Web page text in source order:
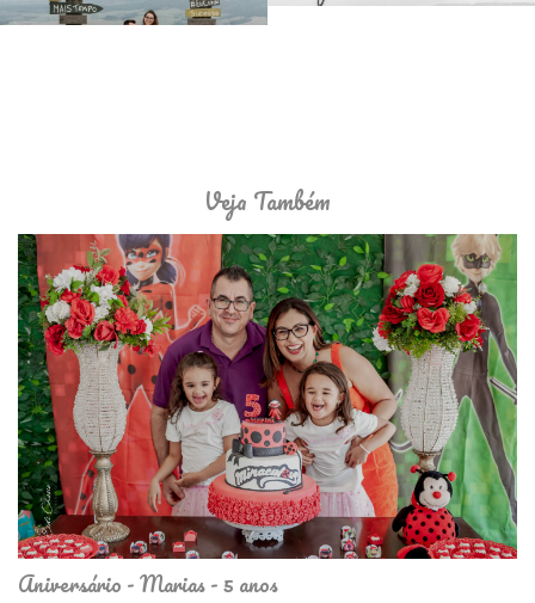
Veja Também
Aniversário - Marias - 5 anos